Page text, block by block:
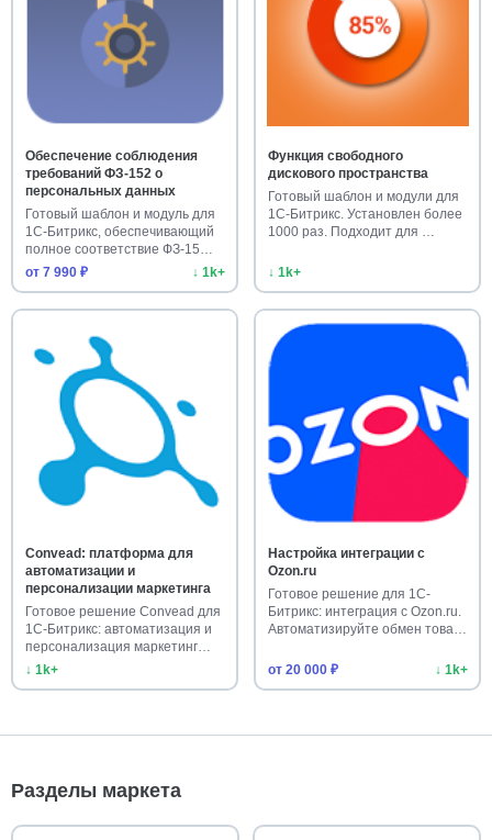
Обеспечение соблюдения
требований ФЗ-152 о
персональных данных
Готовый шаблон и модуль для
1С-Битрикс, обеспечивающий
полное соответствие ФЗ-15…
от 7 990 ₽
↓ 1k+
Функция свободного
дискового пространства
Готовый шаблон и модули для
1С-Битрикс. Установлен более
1000 раз. Подходит для …
↓ 1k+
Convead: платформа для
автоматизации и
персонализации маркетинга
Готовое решение Convead для
1С-Битрикс: автоматизация и
персонализация маркетинг…
↓ 1k+
Настройка интеграции с
Ozon.ru
Готовое решение для 1С-
Битрикс: интеграция с Ozon.ru.
Автоматизируйте обмен това…
от 20 000 ₽ ↓ 1k+
Разделы маркета